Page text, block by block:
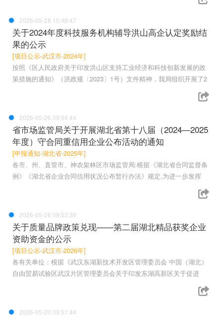
2026-05-28 10:48:47
关于2024年度科技服务机构辅导洪山高企认定奖励结
果的公示
[项目公示-武汉市-2024年]
按照《区人民政府关于印发洪山区支持工业经济和科技创新发展的政
策措施的通知》（洪政规〔2023〕1号）文件精神，我局组织开展了2
2026-05-26 09:54:44
省市场监管局关于开展湖北省第十八届（2024—2025
年度）守合同重信用企业公布活动的通知
[申报通知-湖北省-2025年]
各市、州、直管市、神农架林区市场监管局:根据《湖北省合同监督条
例》《湖北省企业合同信用状况公布暂行办法》规定,为进一步发挥
2026-05-26 09:53:39
关于质量品牌政策兑现——第二届湖北精品获奖企业
资助资金的公示
[项目公示-武汉市-2026年]
各有关单位：根据《武汉东湖新技术开发区管理委员会 中国（湖北）
自由贸易试验区武汉片区管理委员会关于印发东湖高新区关于促进
2026-05-20 09:51:44